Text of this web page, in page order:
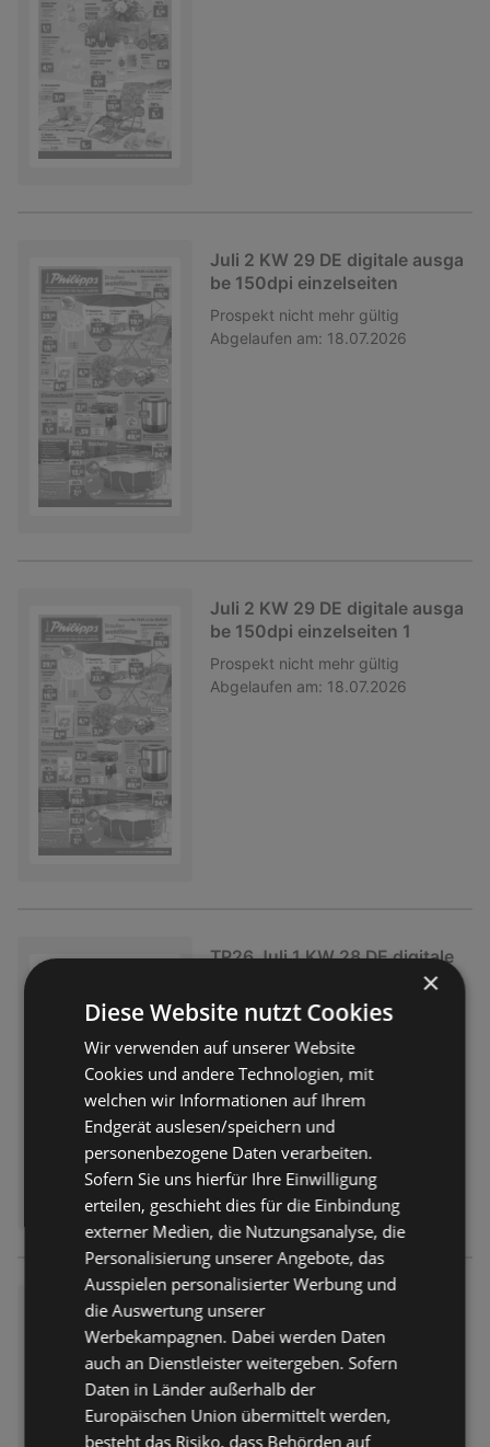
Juli 2 KW 29 DE digitale ausga
be 150dpi einzelseiten
Prospekt nicht mehr gültig
Abgelaufen am: 18.07.2026
Juli 2 KW 29 DE digitale ausga
be 150dpi einzelseiten 1
Prospekt nicht mehr gültig
Abgelaufen am: 18.07.2026
TP26 Juli 1 KW 28 DE digitale
ausgaben 150dpi einzelseiten
Prospekt nicht mehr gültig
TP26 Juli 1 KW 28 DE digitale
ausgaben 150dpi einzelseiten
Prospekt nicht mehr gültig
Abgelaufen am:
11.07.2026
×
Diese Website nutzt Cookies
Wir verwenden auf unserer Website
Cookies und andere Technologien, mit
welchen wir Informationen auf Ihrem
Endgerät auslesen/speichern und
personenbezogene Daten verarbeiten.
Sofern Sie uns hierfür Ihre Einwilligung
erteilen, geschieht dies für die Einbindung
externer Medien, die Nutzungsanalyse, die
Personalisierung unserer Angebote, das
Ausspielen personalisierter Werbung und
die Auswertung unserer
Werbekampagnen. Dabei werden Daten
auch an Dienstleister weitergeben. Sofern
Daten in Länder außerhalb der
Europäischen Union übermittelt werden,
besteht das Risiko, dass Behörden auf